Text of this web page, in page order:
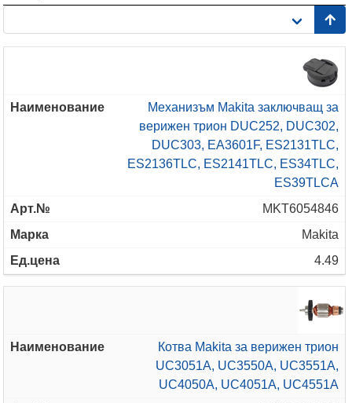
Механизъм Makita заключващ за
верижен трион DUC252, DUC302,
DUC303, EA3601F, ES2131TLC,
ES2136TLC, ES2141TLC, ES34TLC,
ES39TLCA
MKT6054846
Makita
4.49
Котва Makita за верижен трион
UC3051A, UC3550A, UC3551A,
UC4050A, UC4051A, UC4551A